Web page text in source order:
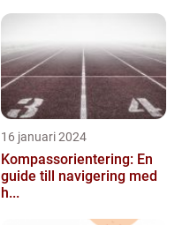
16 januari 2024
Kompassorientering: En
guide till navigering med
h...